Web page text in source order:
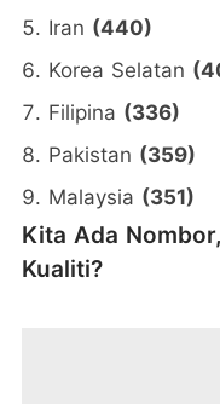
Iran (440)
Korea Selatan
Filipina (336)
Pakistan (359)
Malaysia (351)
Kita Ada
Kualiti?